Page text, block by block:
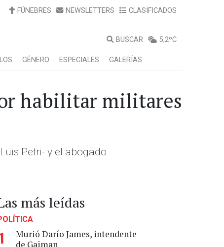
FÚNEBRES NEWSLETTERS CLASIFICADOS
BUSCAR 5,2ºC
GÉNERO ESPECIALES GALERÍAS
habilitar militares
Petri- y el abogado
más leídas
Murió Darío James, intendente
de Gaiman